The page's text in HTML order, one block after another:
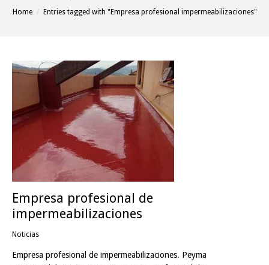
Vídeos
Contactar
You are here:
Home Entries tagged with "Empresa profesional impermeabilizaciones"
Empresa profesional de
impermeabilizaciones
Noticias
Empresa profesional de impermeabilizaciones. Peyma